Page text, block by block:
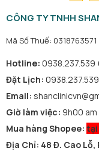
CÔNG TY TNHH
Mã Số Thuế: 0318763571
Hotline: 0938.237.539
Đặt Lịch:
Email:
Giờ làm việc: 9h00 am
Mua hàng Shopee: tại
Địa Chỉ: 48 Đ. Cao Lỗ,